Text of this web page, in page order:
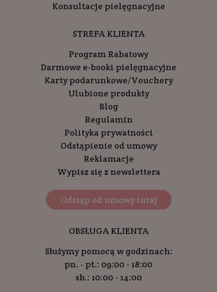
Konsultacje pielęgnacyjne
STREFA KLIENTA
Program Rabatowy
Darmowe e-booki pielęgnacyjne
Karty podarunkowe/Vouchery
Ulubione produkty
Blog
Regulamin
Polityka prywatności
Odstąpienie od umowy
Reklamacje
Wypisz się z newslettera
Odstąp od umowy tutaj
OBSŁUGA KLIENTA
Służymy pomocą w godzinach:
pn. - pt.: 09:00 - 18:00
sb.: 10:00 - 14:00